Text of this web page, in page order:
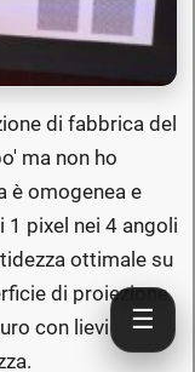
di fabbrica del
ma non ho
è omogenea e
pixel nei 4 angoli
ottimale su
di proiezione
con lievi
☰